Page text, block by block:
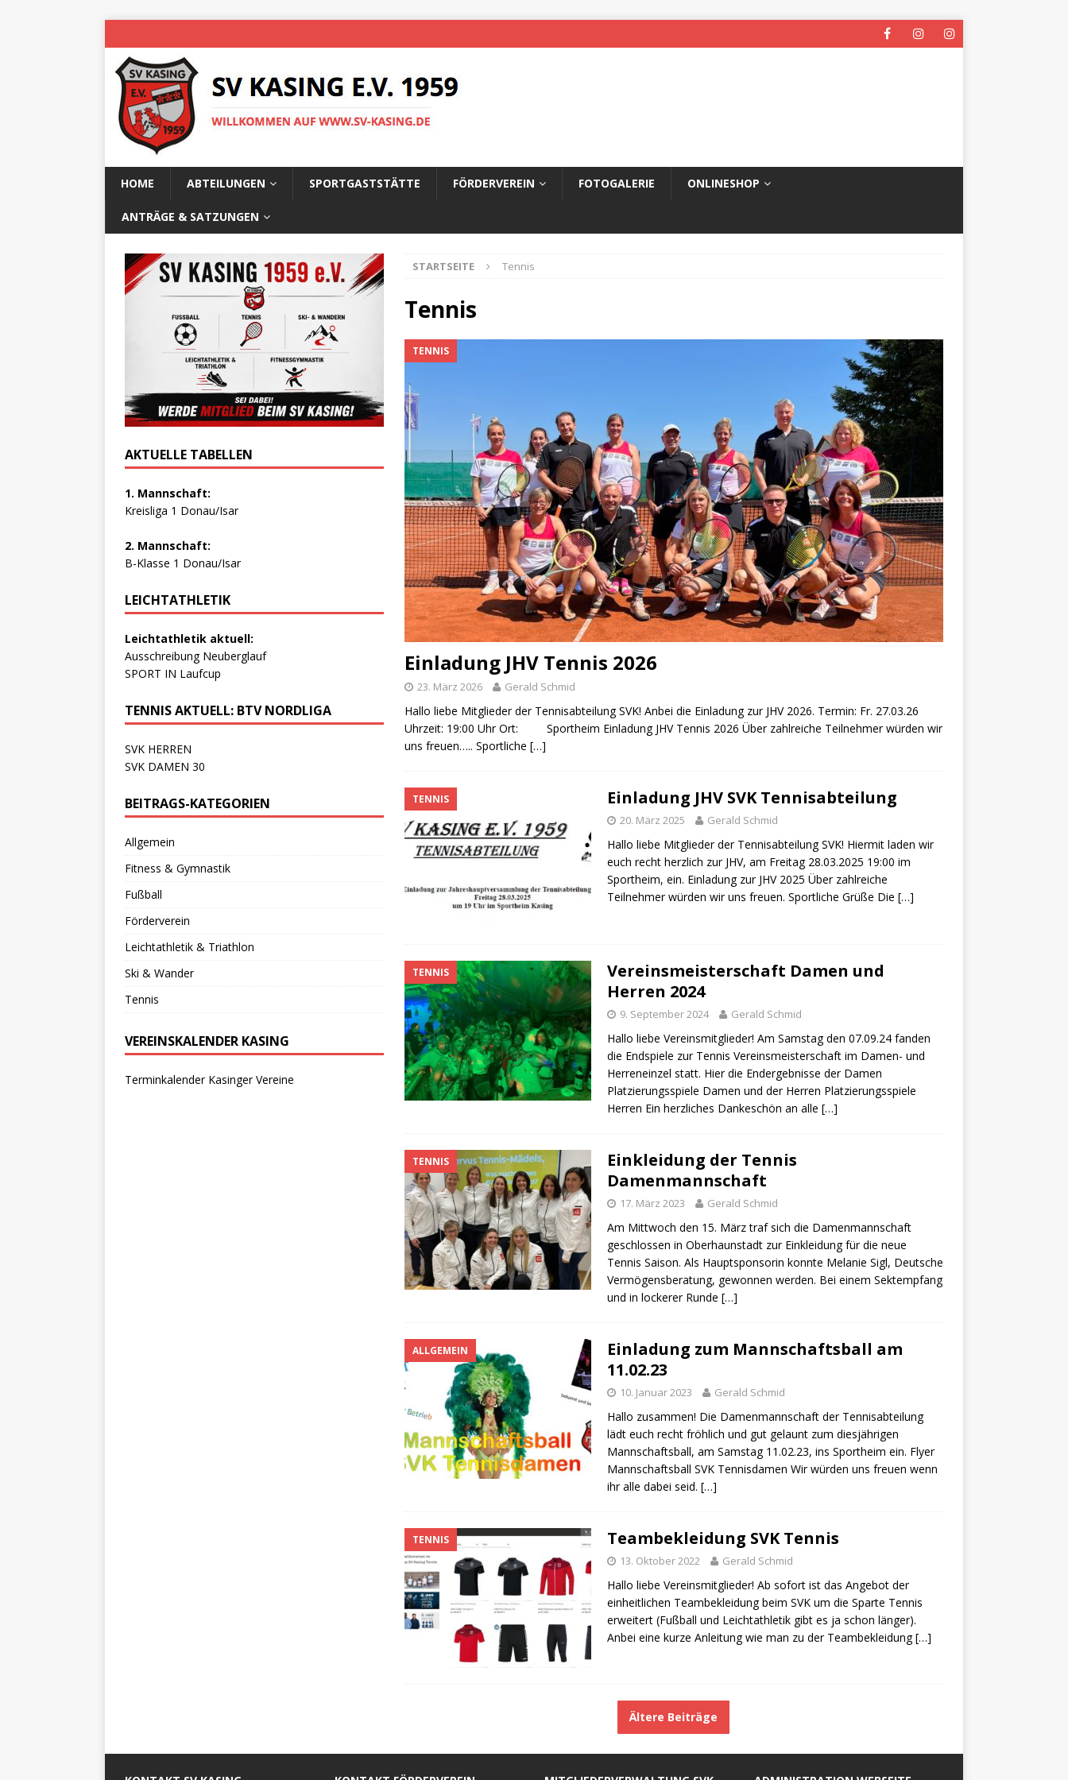
HOME ABTEILUNGEN SPORTGASTSTÄTTE FÖRDERVEREIN FOTOGALERIE ONLINESHOP
ANTRÄGE & SATZUNGEN
STARTSEITE Tennis
Tennis
TENNIS
Einladung JHV Tennis 2026
23. März 2026 Gerald Schmid
Hallo liebe Mitglieder der Tennisabteilung SVK! Anbei die Einladung zur JHV 2026. Termin: Fr. 27.03.26
Uhrzeit: 19:00 Uhr Ort: Sportheim Einladung JHV Tennis 2026 Über zahlreiche Teilnehmer würden wir
uns freuen….. Sportliche […]
TENNIS Einladung JHV SVK Tennisabteilung
20. März 2025 Gerald Schmid
Hallo liebe Mitglieder der Tennisabteilung SVK! Hiermit laden wir
euch recht herzlich zur JHV, am Freitag 28.03.2025 19:00 im
Sportheim, ein. Einladung zur JHV 2025 Über zahlreiche
Teilnehmer würden wir uns freuen. Sportliche Grüße Die […]
TENNIS
Vereinsmeisterschaft Damen und
Herren 2024
9. September 2024 Gerald Schmid
Hallo liebe Vereinsmitglieder! Am Samstag den 07.09.24 fanden
die Endspiele zur Tennis Vereinsmeisterschaft im Damen- und
Herreneinzel statt. Hier die Endergebnisse der Damen
Platzierungsspiele Damen und der Herren Platzierungsspiele
Herren Ein herzliches Dankeschön an alle […]
TENNIS
Einkleidung der Tennis
Damenmannschaft
17. März 2023 Gerald Schmid
Am Mittwoch den 15. März traf sich die Damenmannschaft
geschlossen in Oberhaunstadt zur Einkleidung für die neue
Tennis Saison. Als Hauptsponsorin konnte Melanie Sigl, Deutsche
Vermögensberatung, gewonnen werden. Bei einem Sektempfang
und in lockerer Runde […]
ALLGEMEIN
Einladung zum Mannschaftsball am
11.02.23
10. Januar 2023 Gerald Schmid
Hallo zusammen! Die Damenmannschaft der Tennisabteilung
lädt euch recht fröhlich und gut gelaunt zum diesjährigen
Mannschaftsball, am Samstag 11.02.23, ins Sportheim ein. Flyer
Mannschaftsball SVK Tennisdamen Wir würden uns freuen wenn
ihr alle dabei seid. […]
TENNIS Teambekleidung SVK Tennis
13. Oktober 2022 Gerald Schmid
Hallo liebe Vereinsmitglieder! Ab sofort ist das Angebot der
einheitlichen Teambekleidung beim SVK um die Sparte Tennis
erweitert (Fußball und Leichtathletik gibt es ja schon länger).
Anbei eine kurze Anleitung wie man zu der Teambekleidung[…]
Ältere Beiträge
AKTUELLE TABELLEN
1. Mannschaft:
Kreisliga 1 Donau/Isar
2. Mannschaft:
B-Klasse 1 Donau/Isar
LEICHTATHLETIK
Leichtathletik aktuell:
Ausschreibung Neuberglauf
SPORT IN Laufcup
TENNIS AKTUELL: BTV NORDLIGA
SVK HERREN
SVK DAMEN 30
BEITRAGS-KATEGORIEN
Allgemein
Fitness & Gymnastik
Fußball
Förderverein
Leichtathletik & Triathlon
Ski & Wander
Tennis
VEREINSKALENDER KASING
Terminkalender Kasinger Vereine